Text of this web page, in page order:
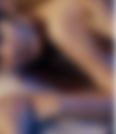
it out